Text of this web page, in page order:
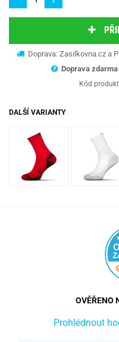
Doprava: Zasilkovna.cz a
Doprava
Kód
DALŠÍ VARIANTY
OVĚŘENO
Prohlédnout